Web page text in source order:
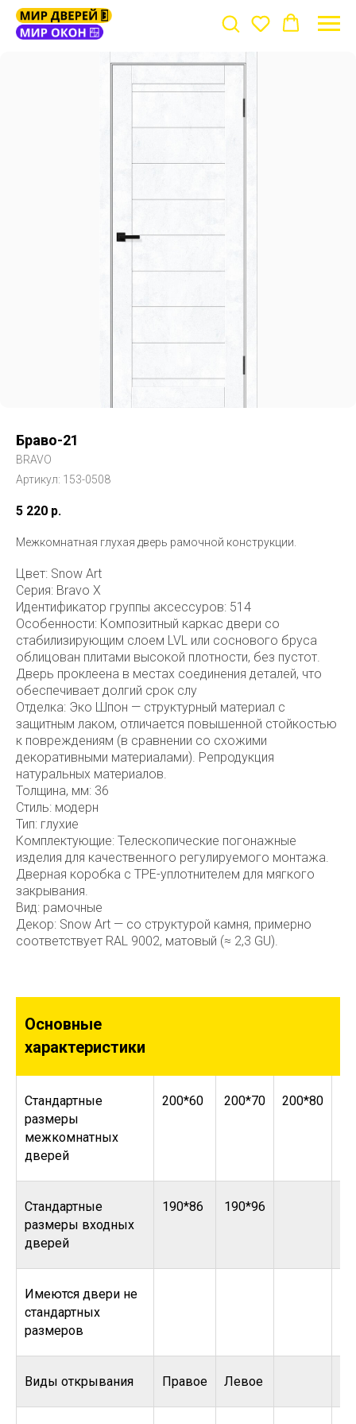
Браво-21
BRAVO
Артикул: 153-0508
5 220 р.
Межкомнатная глухая дверь рамочной конструкции.
Цвет: Snow Art
Серия: Bravo X
Идентификатор группы аксессуров: 514
Особенности: Композитный каркас двери со
стабилизирующим слоем LVL или соснового бруса
облицован плитами высокой плотности, без пустот.
Дверь проклеена в местах соединения деталей, что
обеспечивает долгий срок слу
Отделка: Эко Шпон — структурный материал с
защитным лаком, отличается повышенной стойкостью
к повреждениям (в сравнении со схожими
декоративными материалами). Репродукция
натуральных материалов.
Толщина, мм: 36
Стиль: модерн
Тип: глухие
Комплектующие: Телескопические погонажные
изделия для качественного регулируемого монтажа.
Дверная коробка с TPE-уплотнителем для мягкого
закрывания.
Вид: рамочные
Декор: Snow Art — со структурой камня, примерно
соответствует RAL 9002, матовый (≈ 2,3 GU).
Основные
характеристики
Стандартные
размеры
межкомнатных
дверей
200*60 200*70 200*80
Стандартные
размеры входных
дверей
190*86 190*96
Имеются двери не
стандартных
размеров
Виды открывания Правое Левое